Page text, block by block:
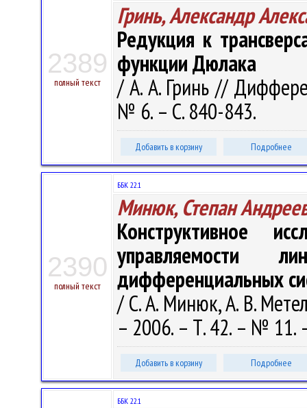
2389
полный текст
Гринь, Александр
Редукция к
функции Дюлака
/ А. А. Гринь //
№ 6. – С. 840-843.
Добавить в корзину Подробнее
2390
полный текст
ББК 22.1
Минюк, Степан
Конструктивное
управляемости
дифференциальных
/ С. А. Минюк, А. В.
– 2006. – Т. 42. – № 11.
Добавить в корзину Подробнее
ББК 22.1